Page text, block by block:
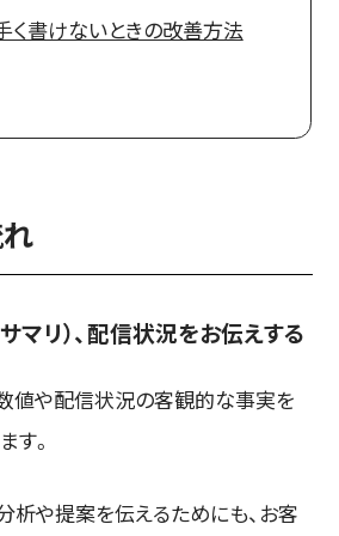
く書けないときの改善方法
マリ）、配信状況をお伝えする
値や配信状況の客観的な事実を
す。
析や提案を伝えるためにも、お客